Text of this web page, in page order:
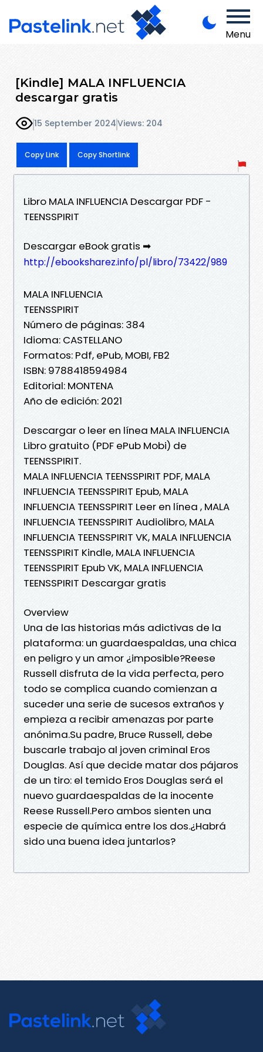
Menu
[Kindle] MALA INFLUENCIA
descargar gratis
15 September 2024Views: 204
Copy Link Copy Shortlink
Libro MALA INFLUENCIA Descargar PDF -
TEENSSPIRIT
Descargar eBook gratis ➡
http://ebooksharez.info/pl/libro/73422/989
MALA INFLUENCIA
TEENSSPIRIT
Número de páginas: 384
Idioma: CASTELLANO
Formatos: Pdf, ePub, MOBI, FB2
ISBN: 9788418594984
Editorial: MONTENA
Año de edición: 2021
Descargar o leer en línea MALA INFLUENCIA
Libro gratuito (PDF ePub Mobi) de
TEENSSPIRIT.
MALA INFLUENCIA TEENSSPIRIT PDF, MALA
INFLUENCIA TEENSSPIRIT Epub, MALA
INFLUENCIA TEENSSPIRIT Leer en línea , MALA
INFLUENCIA TEENSSPIRIT Audiolibro, MALA
INFLUENCIA TEENSSPIRIT VK, MALA INFLUENCIA
TEENSSPIRIT Kindle, MALA INFLUENCIA
TEENSSPIRIT Epub VK, MALA INFLUENCIA
TEENSSPIRIT Descargar gratis
Overview
Una de las historias más adictivas de la
plataforma: un guardaespaldas, una chica
en peligro y un amor ¿imposible?Reese
Russell disfruta de la vida perfecta, pero
todo se complica cuando comienzan a
suceder una serie de sucesos extraños y
empieza a recibir amenazas por parte
anónima.Su padre, Bruce Russell, debe
buscarle trabajo al joven criminal Eros
Douglas. Así que decide matar dos pájaros
de un tiro: el temido Eros Douglas será el
nuevo guardaespaldas de la inocente
Reese Russell.Pero ambos sienten una
especie de química entre los dos.¿Habrá
sido una buena idea juntarlos?